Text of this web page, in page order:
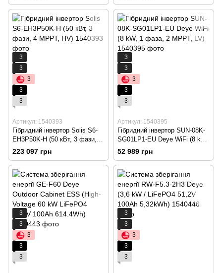
3
3
3
3
3
Артикул: 1540393
Гібридний інвертор Solis S6-
EH3P50K-H (50 кВт, 3 фази, 4
MPPT, HV)
223 097 грн
3
3
3
3
3
Артикул: 1540395
Гібридний інвертор SUN-08K-
SG01LP1-EU Deye WiFi (8 kW,
1 фаза, 2 MPPT, LV)
52 989 грн
3
3
3
3
3
3
3
3
3
3